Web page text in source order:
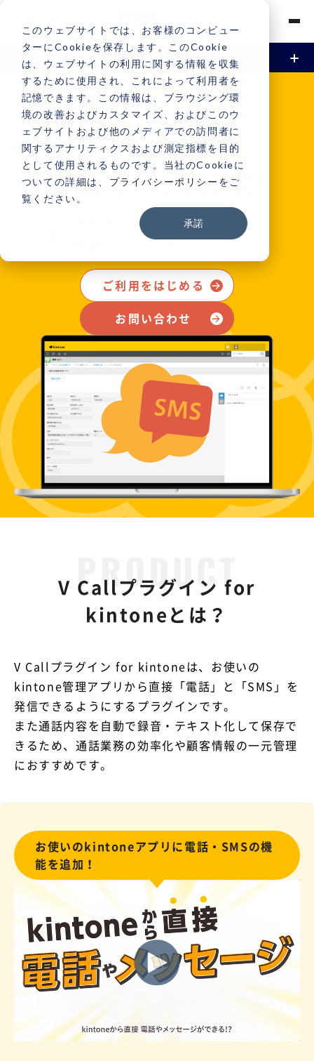
このウェブサイトでは、お客様のコンピュー
ターにCookieを保存します。このCookie
は、ウェブサイトの利用に関する情報を収集
するために使用され、これによって利用者を
記憶できます。この情報は、ブラウジング環
境の改善およびカスタマイズ、およびこのウ
ェブサイトおよび他のメディアでの訪問者に
関するアナリティクスおよび測定指標を目的
として使用されるものです。当社のCookieに
ついての詳細は、 プライバシーポリシー をご
覧ください。
承諾
V Callプラグイン for kintoneとは
機能
基本機能
開発による機能追加
事例
ご利用方法
お問い合わせ
資料請求 トライアル お問い合わせ
kintoneから
電話•SMSを発信!
プラグイン利用料金
月額550円〜/社
ご利用をはじめる
お問い合わせ
V Callプラグイン for
kintoneとは？
V Callプラグイン for kintoneは、お使いの
kintone管理アプリから直接「電話」と「SMS」を
発信できるようにするプラグインです。
また通話内容を自動で録音・テキスト化して保存で
きるため、通話業務の効率化や顧客情報の一元管理
におすすめです。